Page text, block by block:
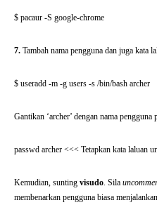
$ pacaur -S google-chrome
7. Tambah nama pengguna dan juga kata
$ useradd -m -g users -s /bin/bash archer
Gantikan ‘archer’ dengan nama pengguna
passwd archer <<< Tetapkan kata laluan
Kemudian, sunting visudo . Sila
membenarkan pengguna biasa